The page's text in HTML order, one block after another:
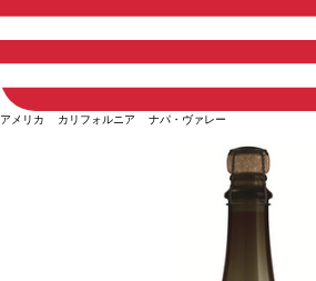
アメリカ カリフォルニア ナパ・ヴァレー